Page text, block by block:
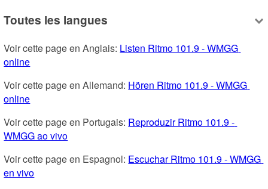
Toutes les langues
Voir cette page en Anglais: Listen Ritmo 101.9 - WMGG
online
Voir cette page en Allemand: Hören Ritmo 101.9 - WMGG
online
Voir cette page en Portugais: Reproduzir Ritmo 101.9 -
WMGG ao vivo
Voir cette page en Espagnol: Escuchar Ritmo 101.9 - WMGG
en vivo